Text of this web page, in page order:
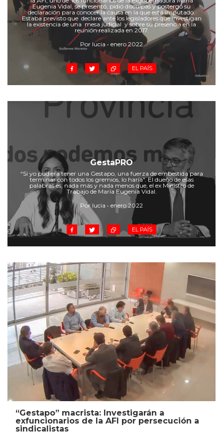
Cruz del Eje
Corredor de Ansenuza
La Carlota y zona
Laboulaye y sur
Bell Ville
Río Tercero
Despeñaderos
Eugenia Vidal, se presentó, pidió disculpas y postergó su
declaración para conocer la causa en la que está imputado.
Estaba previsto que declare ante los legisladores que investigan
la existencia de una mesa judicial y sobre su presencia en la
reunión realizada en 2017.
Por lucia • enero 2022
EL PAÍS
GestaPRO
“Si yo pudiera tener una Gestapo, una fuerza de embestida para
terminar con todos los gremios, lo haría". El dueño de esas
palabras es, nada más y nada menos que, el ex Ministro de
Trabajo de María Eugenia Vidal.
Por lucia • enero 2022
EL PAÍS
“Gestapo” macrista: Investigarán a
exfuncionarios de la AFI por persecución a
sindicalistas